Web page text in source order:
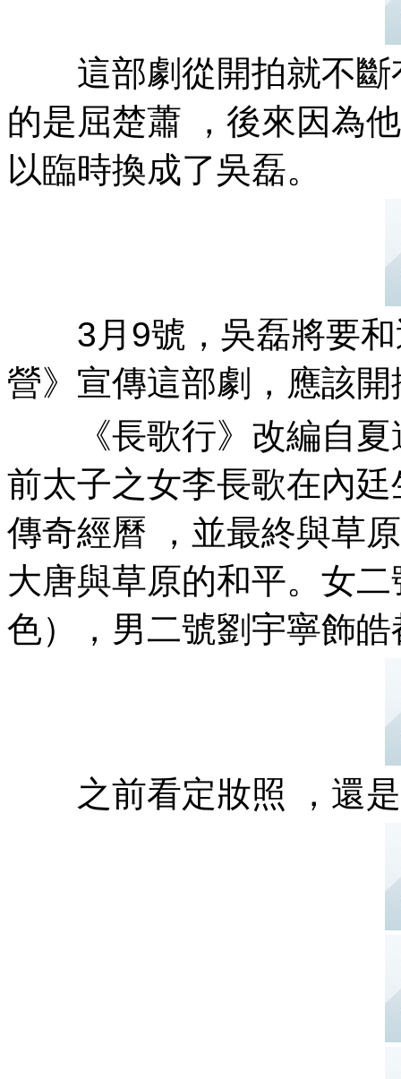
這部劇從開拍就不斷有
的是屈楚蕭 ，後來因為他
以臨時換成了吳磊。
3月9號，吳磊將要
營》宣傳這部劇 ，應該開播
《長歌行》改編自夏達
前太子之女李長歌在內廷
傳奇經曆 ，並最終與草
大唐與草原的和平。
色），男二號劉宇寧飾皓都
之前看定妝照 ，還是蠻